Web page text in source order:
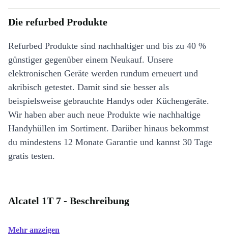
Die refurbed Produkte
Refurbed Produkte sind nachhaltiger und bis zu 40 %
günstiger gegenüber einem Neukauf. Unsere
elektronischen Geräte werden rundum erneuert und
akribisch getestet. Damit sind sie besser als
beispielsweise gebrauchte Handys oder Küchengeräte.
Wir haben aber auch neue Produkte wie nachhaltige
Handyhüllen im Sortiment. Darüber hinaus bekommst
du mindestens 12 Monate Garantie und kannst 30 Tage
gratis testen.
Alcatel 1T 7 - Beschreibung
Mehr anzeigen